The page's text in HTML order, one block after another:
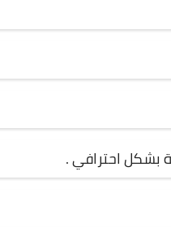
بشكل احترافي .